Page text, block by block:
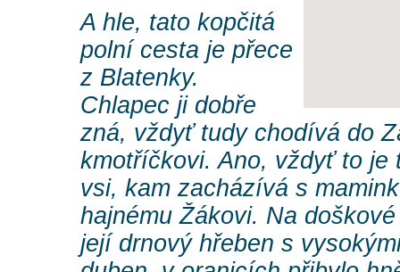
A hle, tato kopčitá
polní cesta je přece
z Blatenky.
Chlapec ji dobře
zná, vždyť tudy chodívá do
kmotříčkovi. Ano, vždyť to je
vsi, kam zacházívá s
hajnému Žákovi. Na
její drnový hřeben s